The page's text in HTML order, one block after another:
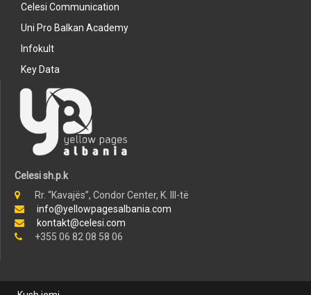
Celesi Communication
Uni Pro Balkan Academy
Infokult
Key Data
Celesi sh.p.k
Rr. “Kavajës”, Condor Center, K. III-të
info@yellowpagesalbania.com
kontakt@celesi.com
+355 06 82 08 58 06